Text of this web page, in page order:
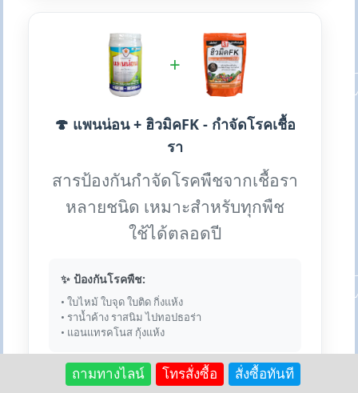
+
🍄 แพนน่อน + ฮิวมิคFK - กำจัดโรคเชื้อ
รา
สารป้องกันกำจัดโรคพืชจากเชื้อรา
หลายชนิด เหมาะสำหรับทุกพืช
ใช้ได้ตลอดปี
✨ ป้องกันโรคพืช:
• ใบไหม้ ใบจุด ใบติด กิ่งแห้ง
• ราน้ำค้าง ราสนิม ไปทอปธอร่า
• แอนแทรคโนส กุ้งแห้ง
💎 เหตุผลที่ใช้คู่กัน:
ถามทางไลน์ โทรสั่งซื้อ สั่งซื้อทันที